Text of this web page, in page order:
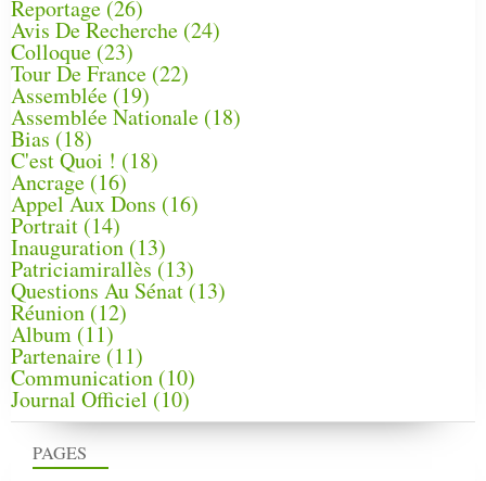
PAGES
Reportage(26)
Avis De Recherche (24)
Colloque (23)
Tour De France (22)
Assemblée (19)
Assemblée Nationale (18)
Bias (18)
C'est Quoi ! (18)
Ancrage (16)
Appel Aux Dons (16)
Portrait (14)
Inauguration (13)
Patriciamirallès (13)
Questions Au Sénat(13)
Réunion (12)
Album (11)
Partenaire(11)
Communication (10)
Journal Officiel (10)